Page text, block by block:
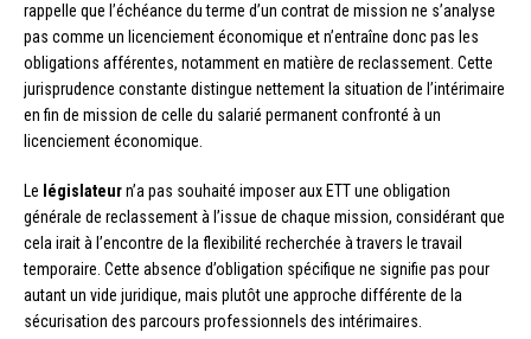
rappelle que l’échéance du terme d’un contrat de mission ne s’analyse
pas comme un licenciement économique et n’entraîne donc pas les
obligations afférentes, notamment en matière de reclassement. Cette
jurisprudence constante distingue nettement la situation de l’intérimaire
en fin de mission de celle du salarié permanent confronté à un
licenciement économique.
Le législateurn’a pas souhaité imposer aux ETT une obligation
générale de reclassement à l’issue de chaque mission, considérant que
cela irait à l’encontre de la flexibilité recherchée à travers le travail
temporaire. Cette absence d’obligation spécifique ne signifie pas pour
autant un vide juridique, mais plutôt une approche différente de la
sécurisation des parcours professionnels des intérimaires.